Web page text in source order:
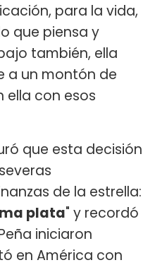
para la vida,
que piensa y
también, ella
a un montón de
con esos
que esta decisión
de la estrella:
plata" y recordó
iniciaron
en América con